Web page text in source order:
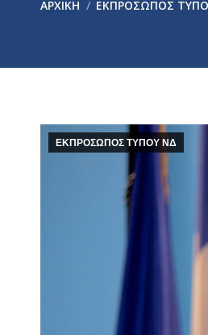
ΑΡΧΙΚΉ ΕΚΠΡΟΣΩΠΟΣ
ΕΚΠΡΟΣΩΠΟΣ ΤΥΠΟΥ ΝΔ